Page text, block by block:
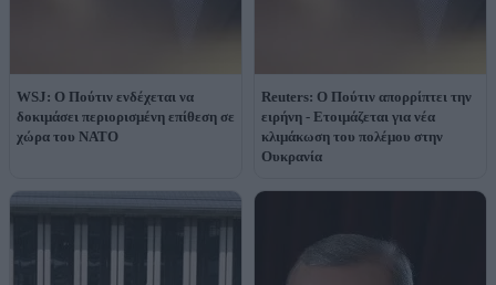
WSJ: Ο Πούτιν ενδέχεται να
δοκιμάσει περιορισμένη επίθεση σε
χώρα του ΝΑΤΟ
Reuters: Ο Πούτιν απορρίπτει την
ειρήνη - Ετοιμάζεται για νέα
κλιμάκωση του πολέμου στην
Ουκρανία